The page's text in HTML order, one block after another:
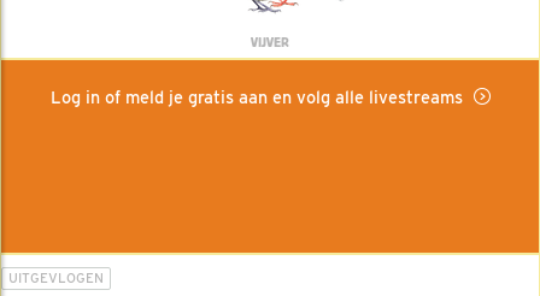
VIJVER
Log in of meld je gratis aan en volg alle livestreams
UITGEVLOGEN